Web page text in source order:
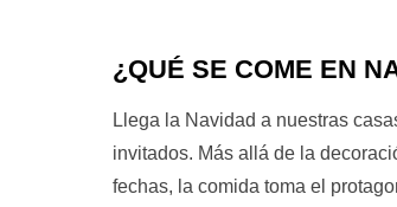
¿QUÉ SE COME EN
Llega la Navidad a nuestras
invitados. Más allá de la
fechas, la comida toma el